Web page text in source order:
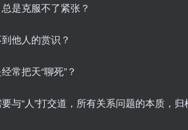
是克服不了紧张？
他人的赏识？
常把天“聊死”？
与“人”打交道，所有关系问题的本质，